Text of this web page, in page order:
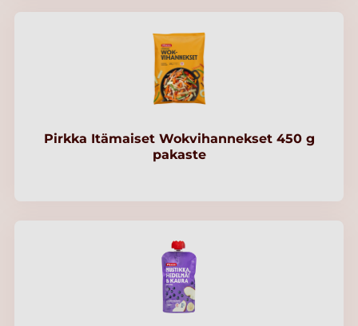
Pirkka Itämaiset Wokvihannekset 450 g
pakaste